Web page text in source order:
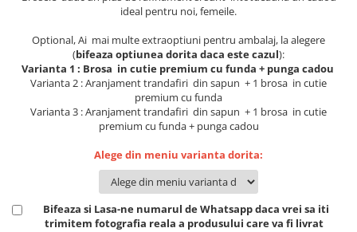
Lenjerii de pat pentru copii
Fashion
Pijamale de CRACIUN
Pijamale de barbati
Halate si pijamale Family
Incaltaminte
ideal pentru noi, femeile.
Optional, Ai mai multe extraoptiuni pentru ambalaj, la alegere
(bifeaza optiunea dorita daca este cazul):
Varianta 1 : Brosa in cutie premium cu funda + punga cadou
Varianta 2 : Aranjament trandafiri din sapun + 1 brosa in cutie
premium cu funda
Varianta 3 : Aranjament trandafiri din sapun + 1 brosa in cutie
premium cu funda + punga cadou
Alege din meniu varianta dorita:
Bifeaza si Lasa-ne numarul de Whatsapp daca vrei sa iti
trimitem fotografia reala a produsului care va fi livrat